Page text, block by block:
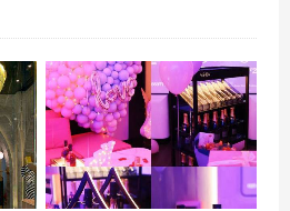
还行就是话筒有坏的还行吧，就
杭州富阳区万市镇附近夜场招聘
) 感谢大众点评让我中了南国麦田
这是我第一次中霸王餐，我是提